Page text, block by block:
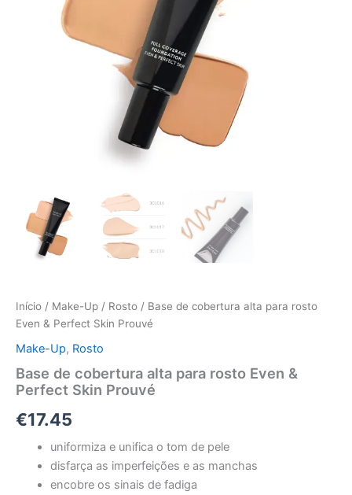
Início / Make-Up / Rosto / Base de cobertura alta para rosto
Even & Perfect Skin Prouvé
Make-Up, Rosto
Base de cobertura alta para rosto Even &
Perfect Skin Prouvé
€17.45
uniformiza e unifica o tom de pele
disfarça as imperfeições e as manchas
encobre os sinais de fadiga